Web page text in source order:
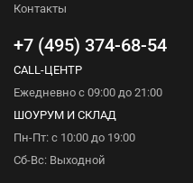
Контакты
+7 (495) 374-68-54
CALL-ЦЕНТР
Ежедневно с 09:00 до 21:00
ШОУРУМ И СКЛАД
Пн-Пт: с 10:00 до 19:00
Сб-Вс: Выходной